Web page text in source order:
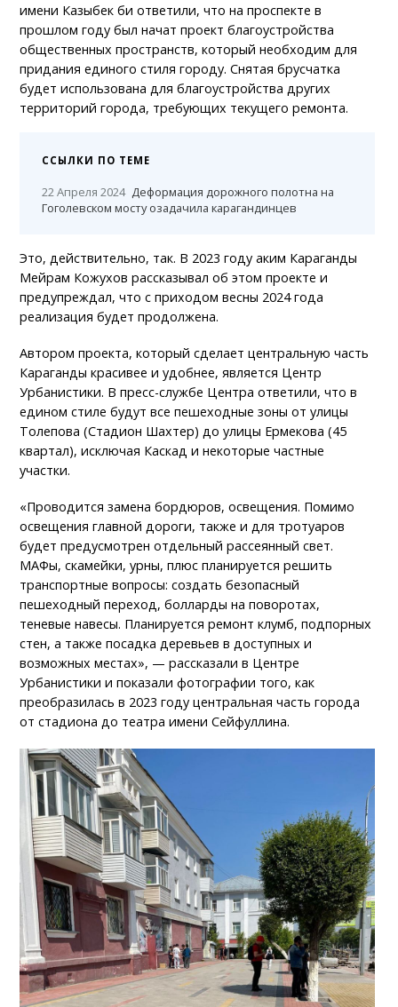
имени Казыбек би ответили, что на проспекте в
прошлом году был начат проект благоустройства
общественных пространств, который необходим для
придания единого стиля городу. Снятая брусчатка
будет использована для благоустройства других
территорий города, требующих текущего ремонта.
ССЫЛКИ ПО ТЕМЕ
22 Апреля 2024 Деформация дорожного полотна на
Гоголевском мосту озадачила карагандинцев
Это, действительно, так. В 2023 году аким Караганды
Мейрам Кожухов рассказывал об этом проекте и
предупреждал, что с приходом весны 2024 года
реализация будет продолжена.
Автором проекта, который сделает центральную часть
Караганды красивее и удобнее, является Центр
Урбанистики. В пресс-службе Центра ответили, что в
едином стиле будут все пешеходные зоны от улицы
Толепова (Стадион Шахтер) до улицы Ермекова (45
квартал), исключая Каскад и некоторые частные
участки.
«Проводится замена бордюров, освещения. Помимо
освещения главной дороги, также и для тротуаров
будет предусмотрен отдельный рассеянный свет.
МАФы, скамейки, урны, плюс планируется решить
транспортные вопросы: создать безопасный
пешеходный переход, болларды на поворотах,
теневые навесы. Планируется ремонт клумб, подпорных
стен, а также посадка деревьев в доступных и
возможных местах», — рассказали в Центре
Урбанистики и показали фотографии того, как
преобразилась в 2023 году центральная часть города
от стадиона до театра имени Сейфуллина.